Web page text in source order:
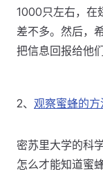
1000只左右，在
差不多。然后，
把信息回报给他们
2、 观察蜜蜂的方
密苏里大学的科
怎么才能知道蜜